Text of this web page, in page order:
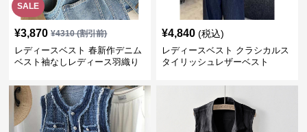
SALE
¥3,870 ¥4310(割引前)
レディースベスト 春新作デニム
ベスト袖なしレディース羽織り
¥4,840 (税込)
レディースベスト クラシカルス
タイリッシュレザーベスト